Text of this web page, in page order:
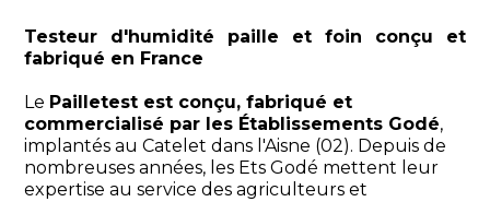
Testeur d'humidité paille et foin conçu et
fabriqué en France
Le Pailletest est conçu, fabriqué et
commercialisé par les Établissements Godé,
implantés au Catelet dans l'Aisne (02). Depuis de
nombreuses années, les Ets Godé mettent leur
expertise au service des agriculteurs et